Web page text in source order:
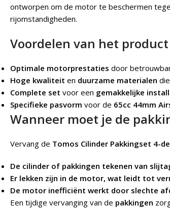
ontworpen om de motor te beschermen
rijomstandigheden.
Voordelen van het product
Optimale motorprestaties door
Hoge kwaliteit en duurzame materialen
Complete set voor een gemakkelijke
Specifieke pasvorm voor de 65cc 44mm
Wanneer moet je de
Vervang de Tomos Cilinder Pakkingset 4-
De cilinder of pakkingen tekenen van
Er lekken zijn in de motor, wat leidt tot
De motor inefficiënt werkt door slechte
Een tijdige vervanging van de pakkingen